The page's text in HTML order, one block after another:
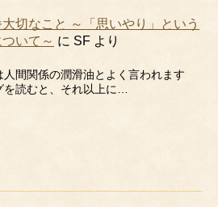
切なこと ～「思いやり」という
いて～ に SF より
人間関係の潤滑油とよく言われます
を読むと、それ以上に…